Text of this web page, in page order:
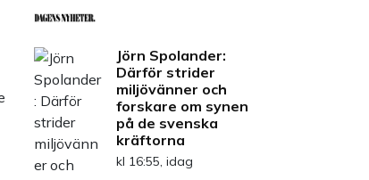
Jörn Spolander:
Därför strider
miljövänner och
forskare om synen
på de svenska
kräftorna
kl 16:55, idag